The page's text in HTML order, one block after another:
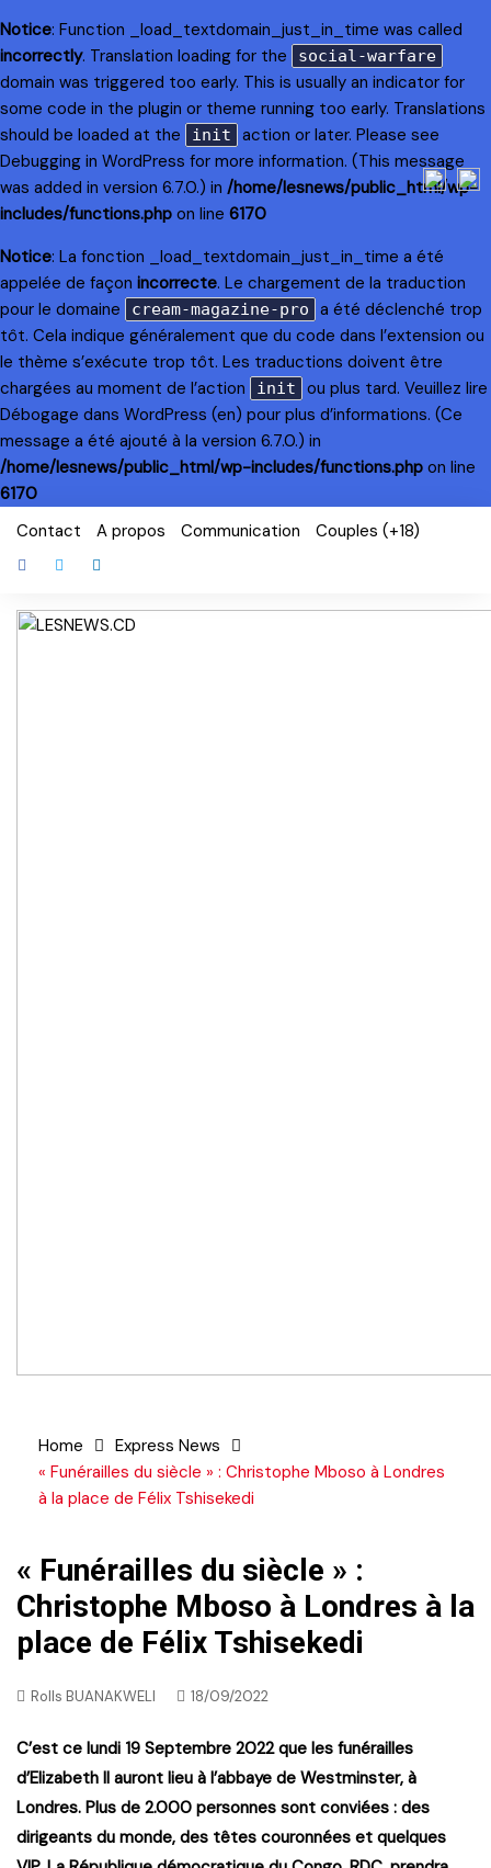
Notice: Function _load_textdomain_just_in_time was called
incorrectly. Translation loading for the social-warfare
domain was triggered too early. This is usually an indicator for
some code in the plugin or theme running too early. Translations
should be loaded at the
init
action or later. Please see
Debugging in WordPress for more information. (This message
was added in version 6.7.0.) in /home/lesnews/public_html/wp-
includes/functions.php on line 6170
Notice: La fonction _load_textdomain_just_in_time a été
appelée de façon incorrecte. Le chargement de la traduction
pour le domaine
cream-magazine-pro
a été déclenché trop
tôt. Cela indique généralement que du code dans l’extension ou
le thème s’exécute trop tôt. Les traductions doivent être
chargées au moment de l’action
init
ou plus tard. Veuillez lire
Débogage dans WordPress (en) pour plus d’informations. (Ce
message a été ajouté à la version 6.7.0.) in
/home/lesnews/public_html/wp-includes/functions.php on line
6170
Skip
content
Contact A propos Communication Couples (+18)
Home
Express News
« Funérailles du siècle » : Christophe Mboso à Londres
à la place de Félix Tshisekedi
« Funérailles du siècle » :
Christophe Mboso à Londres à la
place de Félix Tshisekedi
Rolls BUANAKWELI 18/09/2022
C’est ce lundi 19 Septembre 2022 que les funérailles
d’Elizabeth II auront lieu à l’abbaye de Westminster, à
Londres. Plus de 2.000 personnes sont conviées : des
dirigeants du monde, des têtes couronnées et quelques